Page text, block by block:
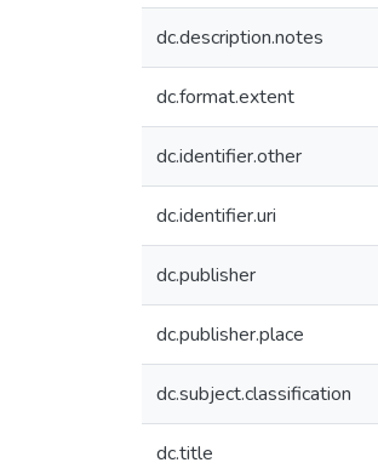
dc.description.notes
dc.format.extent
dc.identifier.other
dc.identifier.uri
dc.publisher
dc.publisher.place
dc.subject.classification
dc.title